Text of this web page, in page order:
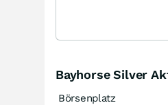
Bayhorse Silver
Börsenplatz